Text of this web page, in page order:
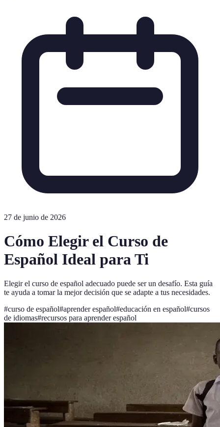
27 de junio de 2026
Cómo Elegir el Curso de
Español Ideal para Ti
Elegir el curso de español adecuado puede ser un desafío. Esta guía
te ayuda a tomar la mejor decisión que se adapte a tus necesidades.
#curso de español#aprender español#educación en español#cursos
de idiomas#recursos para aprender español